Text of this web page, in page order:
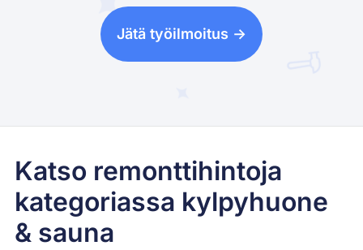
Jätä työilmoitus ->
Katso remonttihintoja
kategoriassa kylpyhuone
& sauna